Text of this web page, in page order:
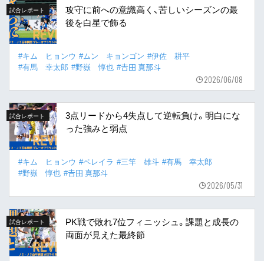
試合レポート
攻守に前への意識高く、苦しいシーズンの最
後を白星で飾る
#キム ヒョンウ #ムン キョンゴン #伊佐 耕平
#有馬 幸太郎 #野嶽 惇也 #𠮷田 真那斗
2026/06/08
試合レポート
3点リードから4失点して逆転負け。明白にな
った強みと弱点
#キム ヒョンウ #ペレイラ #三竿 雄斗 #有馬 幸太郎
#野嶽 惇也 #𠮷田 真那斗
2026/05/31
試合レポート
PK戦で敗れ7位フィニッシュ。課題と成長の
両面が見えた最終節